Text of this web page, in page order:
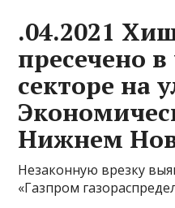
.04.2021
пресечено
секторе на
Нижнем
Незаконную врезку
«Газпром